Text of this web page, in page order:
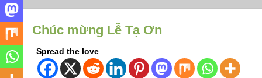
Chúc mừng Lễ Tạ Ơn
Spread the love